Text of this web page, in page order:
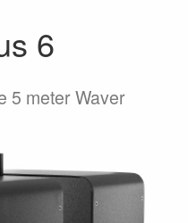
6
5 meter Waver